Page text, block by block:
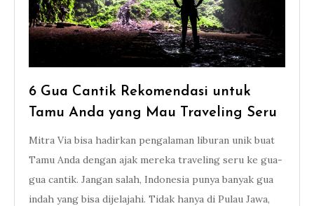
6 Gua Cantik Rekomendasi untuk
Tamu Anda yang Mau Traveling Seru
Mitra Via bisa hadirkan pengalaman liburan unik buat
Tamu Anda dengan ajak mereka traveling seru ke gua-
gua cantik. Jangan salah, Indonesia punya banyak gua
indah yang bisa dijelajahi. Tidak hanya di Pulau Jawa,